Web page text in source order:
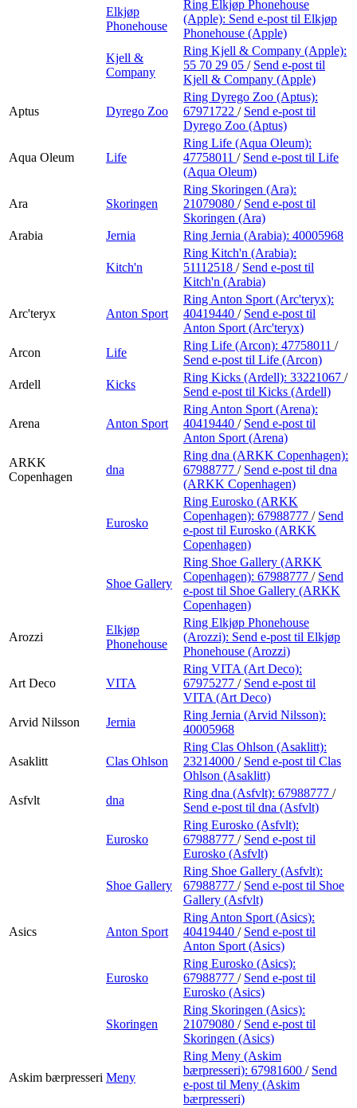
Elkjøp
Phonehouse
Ring Elkjøp Phonehouse
(Apple): Send e-post til Elkjøp
Phonehouse (Apple)
Kjell &
Company
Ring Kjell & Company (Apple):
55 70 29 05 / Send e-post til
Kjell & Company (Apple)
Aptus Dyrego Zoo
Ring Dyrego Zoo (Aptus):
67971722 / Send e-post til
Dyrego Zoo (Aptus)
Aqua Oleum Life
Ring Life (Aqua Oleum):
47758011 / Send e-post til Life
(Aqua Oleum)
Ara Skoringen
Ring Skoringen (Ara):
21079080 / Send e-post til
Skoringen (Ara)
Arabia
Jernia Ring Jernia (Arabia): 40005968
Kitch'n
Ring Kitch'n (Arabia):
51112518 / Send e-post til
Kitch'n (Arabia)
Arc'teryx Anton Sport
Ring Anton Sport (Arc'teryx):
40419440 / Send e-post til
Anton Sport (Arc'teryx)
Arcon
Life
Ring Life (Arcon): 47758011 /
Send e-post til Life (Arcon)
Ardell
Kicks
Ring Kicks (Ardell): 33221067 /
Send e-post til Kicks (Ardell)
Arena Anton Sport
Ring Anton Sport (Arena):
40419440 / Send e-post til
Anton Sport (Arena)
ARKK
Copenhagen
dna
Ring dna (ARKK Copenhagen):
67988777 / Send e-post til dna
(ARKK Copenhagen)
Eurosko
Ring Eurosko (ARKK
Copenhagen): 67988777 / Send
e-post til Eurosko (ARKK
Copenhagen)
Shoe Gallery
Ring Shoe Gallery (ARKK
Copenhagen): 67988777 / Send
e-post til Shoe Gallery (ARKK
Copenhagen)
Arozzi
Elkjøp
Phonehouse
Ring Elkjøp Phonehouse
(Arozzi): Send e-post til Elkjøp
Phonehouse (Arozzi)
Art Deco VITA
Ring VITA (Art Deco):
67975277 / Send e-post til
VITA (Art Deco)
Arvid Nilsson
Jernia
Ring Jernia (Arvid Nilsson):
40005968
Asaklitt Clas Ohlson
Ring Clas Ohlson (Asaklitt):
23214000 / Send e-post til Clas
Ohlson (Asaklitt)
Asfvlt
dna
Ring dna (Asfvlt): 67988777 /
Send e-post til dna (Asfvlt)
Eurosko
Ring Eurosko (Asfvlt):
67988777 / Send e-post til
Eurosko (Asfvlt)
Shoe Gallery
Ring Shoe Gallery (Asfvlt):
67988777 / Send e-post til Shoe
Gallery (Asfvlt)
Asics Anton Sport
Ring Anton Sport (Asics):
40419440 / Send e-post til
Anton Sport (Asics)
Eurosko
Ring Eurosko (Asics):
67988777 / Send e-post til
Eurosko (Asics)
Skoringen
Ring Skoringen (Asics):
21079080 / Send e-post til
Skoringen (Asics)
Askim bærpresseri Meny
Ring Meny (Askim
bærpresseri): 67981600 / Send
e-post til Meny (Askim
bærpresseri)